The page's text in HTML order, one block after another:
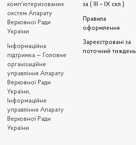
комп'ютеризованих
систем Апарату
Верховної Ради
України
Iнформаційна
підтримка — Головне
організаційне
управління Апарату
Верховної Ради
України,
Інформаційне
управління Апарату
Верховної Ради
України
за ( III – IX скл.)
Правила
оформлення
Зареєстровані за
поточний тиждень